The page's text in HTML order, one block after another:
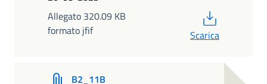
Allegato 320.09 KB
formato jfif
Scarica
B2_11B